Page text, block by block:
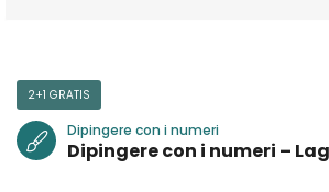
2+1 GRATIS
Dipingere con i numeri
Dipingere con i numeri –